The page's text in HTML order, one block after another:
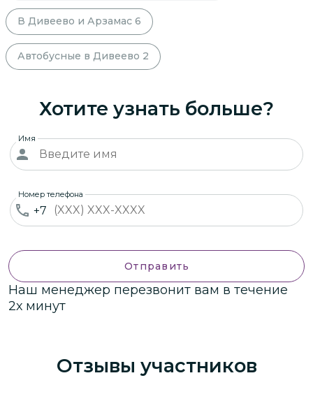
В Дивеево и Арзамас 6
Автобусные в Дивеево 2
Хотите узнать больше?
Имя
+7
Номер телефона
Отправить
Наш менеджер перезвонит вам в течение
2х минут
Отзывы участников